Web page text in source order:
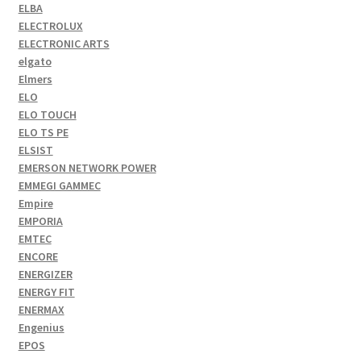
ELBA
ELECTROLUX
ELECTRONIC ARTS
elgato
Elmers
ELO
ELO TOUCH
ELO TS PE
ELSIST
EMERSON NETWORK POWER
EMMEGI GAMMEC
Empire
EMPORIA
EMTEC
ENCORE
ENERGIZER
ENERGY FIT
ENERMAX
Engenius
EPOS